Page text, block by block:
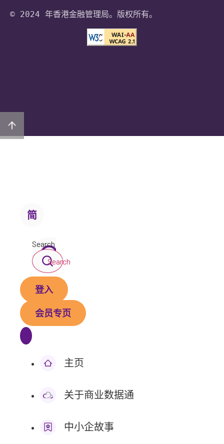
© 2024 年香港金融管理局。版权所有。
简
Search
Search
登入
会员专页
主页
关于商业数据通
中小企故事